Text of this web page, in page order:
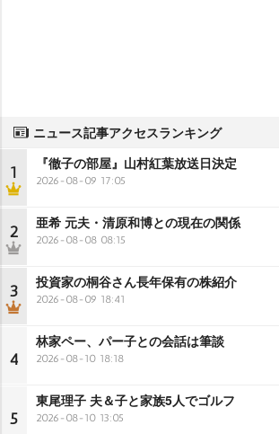
ニュース記事アクセスランキング
1 『徹子の部屋』山村紅葉放送日決定
2026-08-09 17:05
2 亜希 元夫・清原和博との現在の関係
2026-08-08 08:15
3 投資家の桐谷さん長年保有の株紹介
2026-08-09 18:41
4
林家ペー、パー子との会話は筆談
2026-08-10 18:18
5
東尾理子 夫＆子と家族5人でゴルフ
2026-08-10 13:05